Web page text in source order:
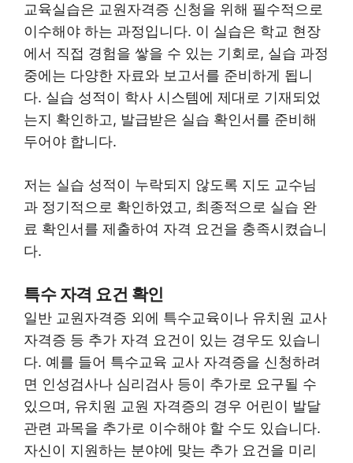
교육실습은 교원자격증 신청을 위해 필수적으로
이수해야 하는 과정입니다. 이 실습은 학교 현장
에서 직접 경험을 쌓을 수 있는 기회로, 실습 과정
중에는 다양한 자료와 보고서를 준비하게 됩니
다. 실습 성적이 학사 시스템에 제대로 기재되었
는지 확인하고, 발급받은 실습 확인서를 준비해
두어야 합니다.
저는 실습 성적이 누락되지 않도록 지도 교수님
과 정기적으로 확인하였고, 최종적으로 실습 완
료 확인서를 제출하여 자격 요건을 충족시켰습니
다.
특수 자격 요건 확인
일반 교원자격증 외에 특수교육이나 유치원 교사
자격증 등 추가 자격 요건이 있는 경우도 있습니
다. 예를 들어 특수교육 교사 자격증을 신청하려
면 인성검사나 심리검사 등이 추가로 요구될 수
있으며, 유치원 교원 자격증의 경우 어린이 발달
관련 과목을 추가로 이수해야 할 수도 있습니다.
자신이 지원하는 분야에 맞는 추가 요건을 미리